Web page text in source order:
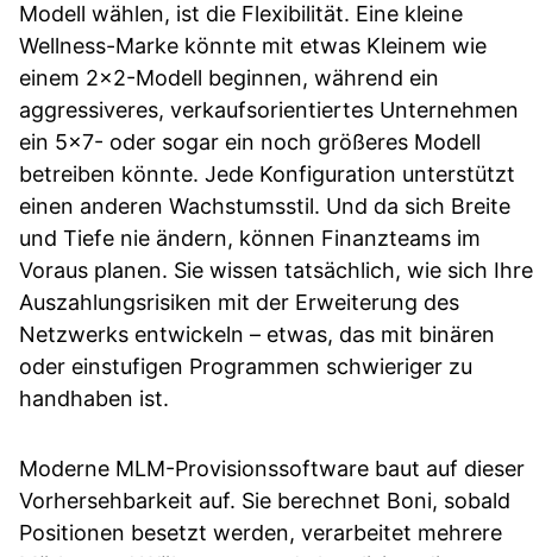
Modell wählen, ist die Flexibilität. Eine kleine
Wellness-Marke könnte mit etwas Kleinem wie
einem 2×2-Modell beginnen, während ein
aggressiveres, verkaufsorientiertes Unternehmen
ein 5×7- oder sogar ein noch größeres Modell
betreiben könnte. Jede Konfiguration unterstützt
einen anderen Wachstumsstil. Und da sich Breite
und Tiefe nie ändern, können Finanzteams im
Voraus planen. Sie wissen tatsächlich, wie sich Ihre
Auszahlungsrisiken mit der Erweiterung des
Netzwerks entwickeln – etwas, das mit binären
oder einstufigen Programmen schwieriger zu
handhaben ist.
Moderne MLM-Provisionssoftware baut auf dieser
Vorhersehbarkeit auf. Sie berechnet Boni, sobald
Positionen besetzt werden, verarbeitet mehrere